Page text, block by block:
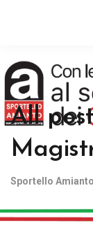
All
Sportello